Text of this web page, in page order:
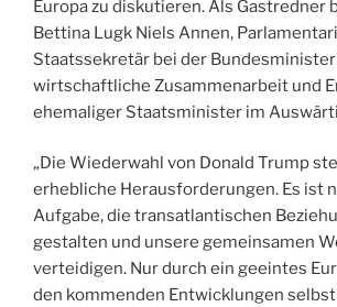
Europa zu diskutieren. Als Gastredner
Bettina Lugk Niels Annen,
Staatssekretär bei der
wirtschaftliche Zusammenarbeit und
ehemaliger Staatsminister im
„Die Wiederwahl von Donald Trump
erhebliche Herausforderungen. Es ist
Aufgabe, die transatlantischen
gestalten und unsere gemeinsamen
verteidigen. Nur durch ein geeintes
den kommenden Entwicklungen